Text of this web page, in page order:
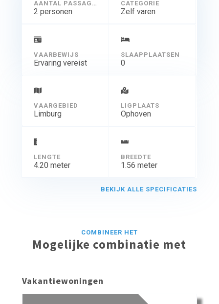
AANTAL PASSAGIERS
2 personen
CATEGORIE
Zelf varen
VAARBEWIJS
Ervaring vereist
SLAAPPLAATSEN
0
VAARGEBIED
Limburg
LIGPLAATS
Ophoven
LENGTE
4.20 meter
BREEDTE
1.56 meter
BEKIJK ALLE SPECIFICATIES
COMBINEER HET
Mogelijke combinatie met
Vakantiewoningen